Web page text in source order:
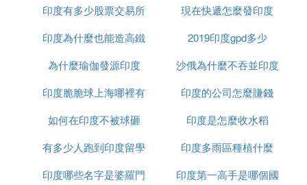
印度有多少股票交易所
現在快遞怎麼發印度
印度為什麼也能造高鐵
2019印度gpd多少
為什麼瑜伽發源印度
沙俄為什麼不吞並印度
印度脆脆球上海哪裡有
印度的公司怎麼賺錢
如何在印度不被球砸
印度是怎麼收水稻
有多少人跑到印度留學
印度多雨區種植什麼
印度哪些名字是婆羅門
印度第一高手是哪個國